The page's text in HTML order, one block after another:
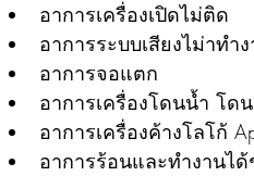
อาการเครื่องเปิดไม่ติด
อาการระบบเสียงไม่าทำ
อาการจอแตก
อาการเครื่องโดนน้ำ โด
อาการเครื่องค้างโลโก้
อาการร้อนและทำงานได้